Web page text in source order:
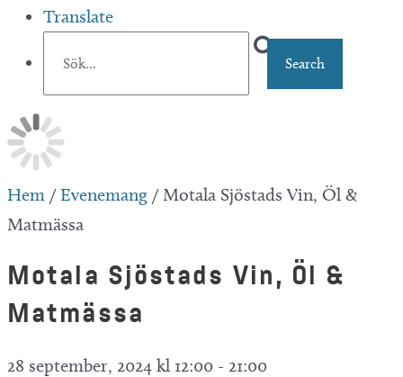
Translate
Hem /Evenemang / Motala Sjöstads Vin, Öl &
Matmässa
Motala Sjöstads Vin, Öl &
Matmässa
28 september, 2024 kl 12:00 - 21:00